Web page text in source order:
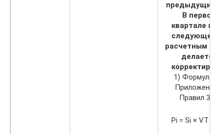
предыдущий
В первом
квартале
следующем
расчетным
делается
1) Формула
Приложения
Правил 354:
Pi = Si × VТ ×